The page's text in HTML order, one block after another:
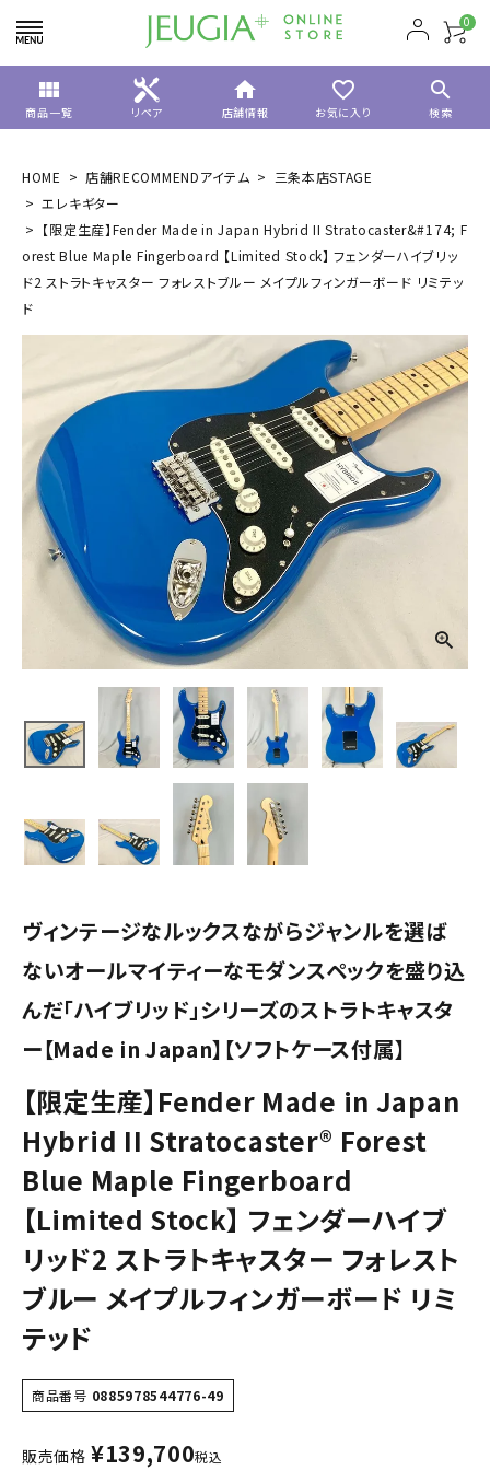
0
view_module
商品一覧 リペア
home
店舗情報
favorite_border
お気に入り
search
検索
HOME 店舗RECOMMENDアイテム
三条本店STAGE
エレキギター
【限定生産】Fender Made in Japan Hybrid II Stratocaster&#174; F
orest Blue Maple Fingerboard 【Limited Stock】 フェンダーハイブリッ
ド2 ストラトキャスター フォレストブルー メイプルフィンガーボード リミテッ
ド
ヴィンテージなルックスながらジャンルを選ば
ないオールマイティーなモダンスペックを盛り込
んだ「ハイブリッド」シリーズのストラトキャスタ
ー【Made in Japan】【ソフトケース付属】
【限定生産】Fender Made in Japan
Hybrid II Stratocaster® Forest
Blue Maple Fingerboard
【Limited Stock】 フェンダーハイブ
リッド2 ストラトキャスター フォレスト
ブルー メイプルフィンガーボード リミ
テッド
商品番号 0885978544776-49
販売価格 ¥139,700税込